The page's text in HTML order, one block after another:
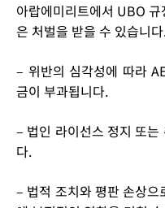
아랍에미리트에서 UBO
은 처벌을 받을 수 있습니
– 위반의 심각성에 따라
금이 부과됩니다.
– 법인 라이선스 정지 또
다.
– 법적 조치와 평판 손상